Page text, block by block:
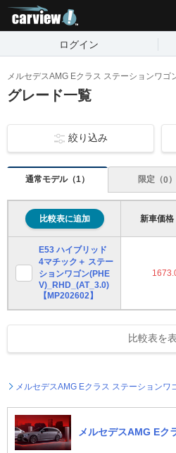
ログイン
メルセデスAMG Eクラス ステーションワ
グレード一覧
絞り込み
通常モデル（1） 限定（0 ）
比較表に追加 新車価格
E53 ハイブリッド
4マチック＋ ステー
ションワゴン(PHE
V)_RHD_(AT_3.0)
【MP202602】
比較表を
メルセデスAMG Eクラス ステーションワ
メルセデスAMG Eク